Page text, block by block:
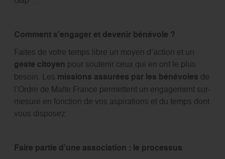
Comment s’engager et devenir bénévole ?
Faites de votre temps libre un moyen d’action et un
geste citoyen pour soutenir ceux qui en ont le plus
besoin. Les missions assurées par les bénévoles de
l’Ordre de Malte France permettent un engagement sur-
mesure en fonction de vos aspirations et du temps dont
vous disposez.
Faire partie d’une association : le processus